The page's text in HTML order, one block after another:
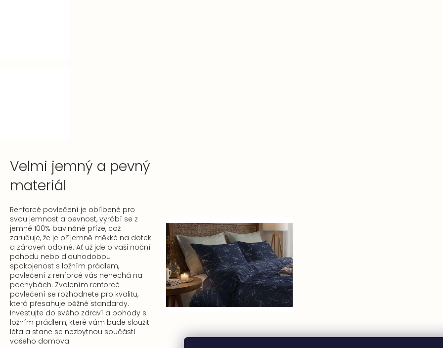
Velmi jemný a pevný
materiál
Renforcé povlečení je oblíbené pro
svou jemnost a pevnost, vyrábí se z
jemné 100% bavlněné příze, což
zaručuje, že je příjemně měkké na dotek
a zároveň odolné. Ať už jde o vaši noční
pohodu nebo dlouhodobou
spokojenost s ložním prádlem,
povlečení z renforcé vás nenechá na
pochybách. Zvolením renforcé
povlečení se rozhodnete pro kvalitu,
která přesahuje běžné standardy.
Investujte do svého zdraví a pohody s
ložním prádlem, které vám bude sloužit
léta a stane se nezbytnou součástí
vašeho domova.